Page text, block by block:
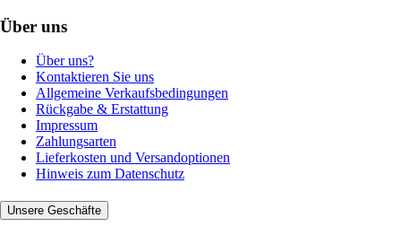
Über uns
Über uns?
Kontaktieren Sie uns
Allgemeine Verkaufsbedingungen
Rückgabe & Erstattung
Impressum
Zahlungsarten
Lieferkosten und Versandoptionen
Hinweis zum Datenschutz
Unsere Geschäfte